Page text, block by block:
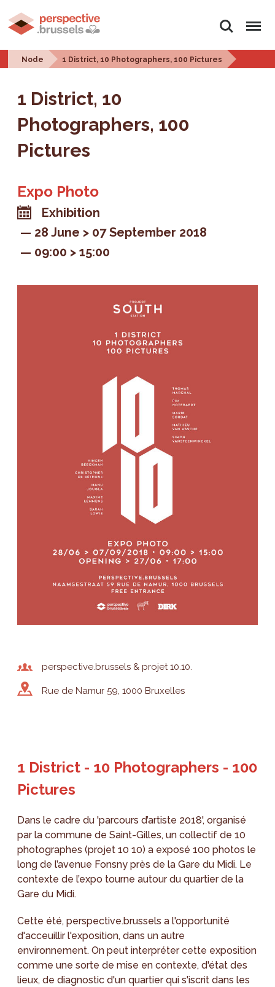
Search Menu
Node 1 District, 10 Photographers, 100 Pictures
1 District, 10
Photographers, 100
Pictures
Expo Photo
Exhibition
28 June > 07 September 2018
09:00 > 15:00
perspective.brussels & projet 10.10.
Rue de Namur 59, 1000 Bruxelles
1 District - 10 Photographers - 100
Pictures
Dans le cadre du 'parcours d’artiste 2018', organisé
par la commune de Saint-Gilles, un collectif de 10
photographes (projet 10 10) a exposé 100 photos le
long de l’avenue Fonsny près de la Gare du Midi. Le
contexte de l’expo tourne autour du quartier de la
Gare du Midi.
Cette été, perspective.brussels a l'opportunité
d'acceuillir l'exposition, dans un autre
environnement. On peut interpréter cette exposition
comme une sorte de mise en contexte, d'état des
lieux, de diagnostic d'un quartier qui s'iscrit dans les